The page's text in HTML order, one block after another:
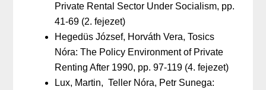
Private Rental Sector Under Socialism, pp.
41-69 (2. fejezet)
Hegedüs József, Horváth Vera, Tosics
Nóra: The Policy Environment of Private
Renting After 1990, pp. 97-119 (4. fejezet)
Lux, Martin, Teller Nóra, Petr Sunega: